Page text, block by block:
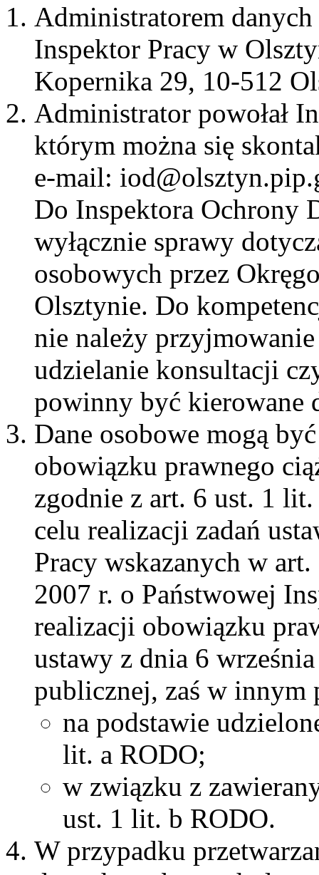
Administratorem
Inspektor Pracy w
Kopernika 29, 10-512
Administrator powołał
którym można się
e-mail:
Do Inspektora Ochrony
wyłącznie sprawy
osobowych przez
Olsztynie. Do
nie należy
udzielanie konsultacji
powinny być kierowane
Dane osobowe mogą
obowiązku prawnego
zgodnie z art. 6 ust. 1
celu realizacji zadań
Pracy wskazanych w
2007 r. o Państwowej
realizacji obowiązku
ustawy z dnia 6
publicznej, zaś w innym
na podstawie
lit. a RODO;
w związku z
ust. 1 lit. b RODO.
W przypadku